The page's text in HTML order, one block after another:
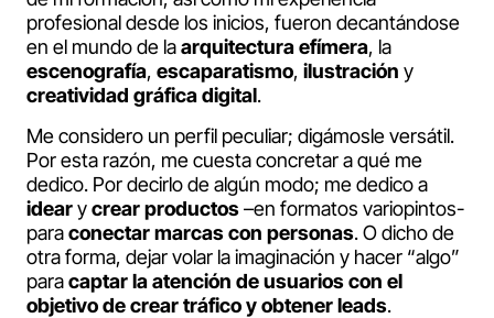
profesional desde los inicios, fueron decantándose
en el mundo de laarquitectura efímera, la
escenografía, escaparatismo, ilustración y
creatividad gráfica digital.
Me considero un perfil peculiar; digámosle versátil.
Por esta razón, me cuesta concretar a qué me
dedico. Por decirlo de algún modo; me dedico a
idearycrear productos–en formatos variopintos-
paraconectar marcas con personas. O dicho de
otra forma, dejar volar la imaginación y hacer “algo”
paracaptar la atención de usuarios con el
objetivo de crear tráfico y obtener leads.